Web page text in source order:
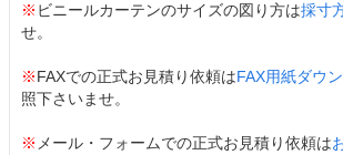
※ ビニールカーテンのサイズの図り方は採寸
せ。
※FAXでの正式お見積り依頼はFAX用紙ダウ
照下さいませ。
※ メール・フォームでの正式お見積り依頼は